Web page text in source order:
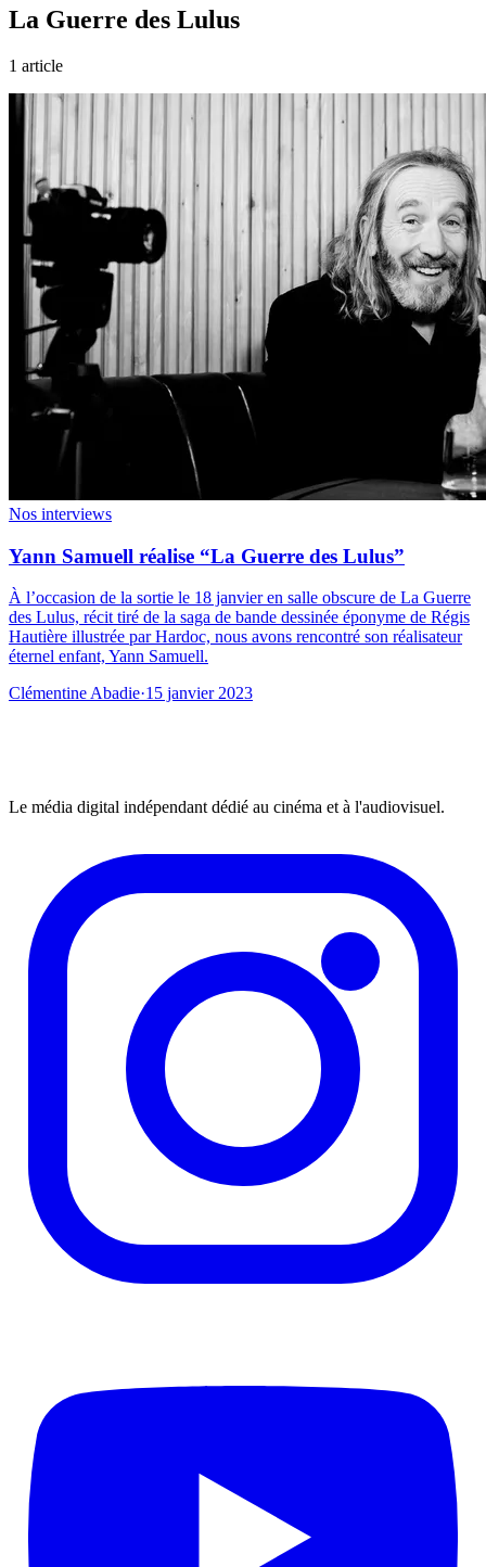
La Guerre des Lulus
1 article
Nos interviews
Yann Samuell réalise “La Guerre des Lulus”
À l’occasion de la sortie le 18 janvier en salle obscure de La Guerre
des Lulus, récit tiré de la saga de bande dessinée éponyme de Régis
Hautière illustrée par Hardoc, nous avons rencontré son réalisateur
éternel enfant, Yann Samuell.
Clémentine Abadie·15 janvier 2023
Le média digital indépendant dédié au cinéma et à l'audiovisuel.